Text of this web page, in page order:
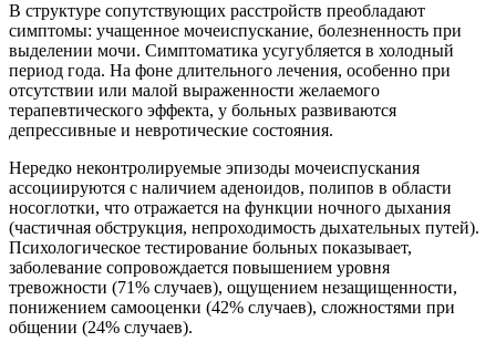
В структуре сопутствующих расстройств преобладают
симптомы: учащенное мочеиспускание, болезненность при
выделении мочи. Симптоматика усугубляется в холодный
период года. На фоне длительного лечения, особенно при
отсутствии или малой выраженности желаемого
терапевтического эффекта, у больных развиваются
депрессивные и невротические состояния.
Нередко неконтролируемые эпизоды мочеиспускания
ассоциируются с наличием аденоидов, полипов в области
носоглотки, что отражается на функции ночного дыхания
(частичная обструкция, непроходимость дыхательных путей).
Психологическое тестирование больных показывает,
заболевание сопровождается повышением уровня
тревожности (71% случаев), ощущением незащищенности,
понижением самооценки (42% случаев), сложностями при
общении (24% случаев).